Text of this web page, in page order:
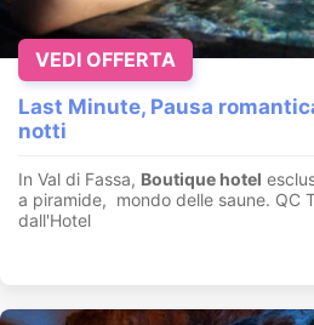
Last Minute, Pausa
notti
In Val di Fassa, Boutique hotel
a piramide, mondo delle saune. QC
dall'Hotel
VEDI OFFERTA